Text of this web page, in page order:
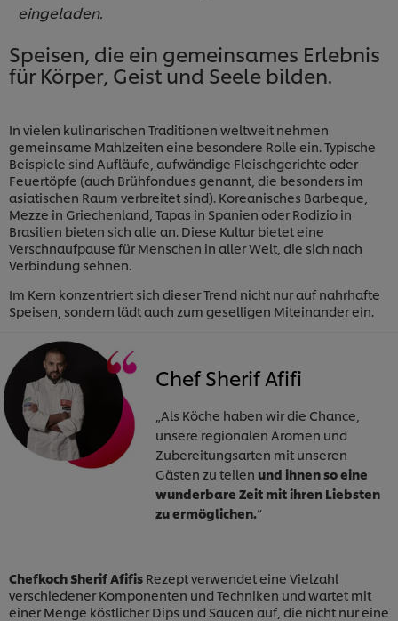
eingeladen.
Speisen, die ein gemeinsames Erlebnis
für Körper, Geist und Seele bilden.
In vielen kulinarischen Traditionen weltweit nehmen
gemeinsame Mahlzeiten eine besondere Rolle ein. Typische
Beispiele sind Aufläufe, aufwändige Fleischgerichte oder
Feuertöpfe (auch Brühfondues genannt, die besonders im
asiatischen Raum verbreitet sind). Koreanisches Barbeque,
Mezze in Griechenland, Tapas in Spanien oder Rodizio in
Brasilien bieten sich alle an. Diese Kultur bietet eine
Verschnaufpause für Menschen in aller Welt, die sich nach
Verbindung sehnen.
Im Kern konzentriert sich dieser Trend nicht nur auf nahrhafte
Speisen, sondern lädt auch zum geselligen Miteinander ein.
Chef Sherif Afifi
„Als Köche haben wir die Chance,
unsere regionalen Aromen und
Zubereitungsarten mit unseren
Gästen zu teilen und ihnen so eine
wunderbare Zeit mit ihren Liebsten
zu ermöglichen.“
Chefkoch Sherif Afifis Rezept verwendet eine Vielzahl
verschiedener Komponenten und Techniken und wartet mit
einer Menge köstlicher Dips und Saucen auf, die nicht nur eine